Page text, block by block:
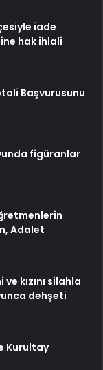
iade
hak ihlali
Başvurusunu
figüranlar
Adalet
kızını silahla
dehşeti
Kurultay